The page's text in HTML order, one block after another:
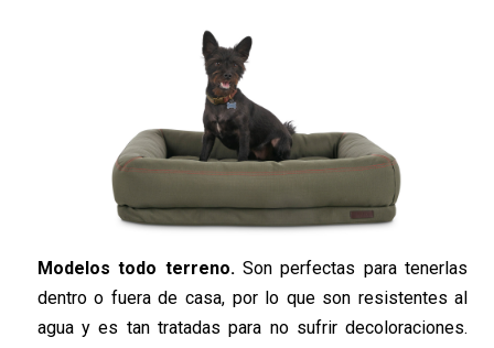
Modelos todo terreno.Son perfectas para tenerlas
dentro o fuera de casa, por lo que son resistentes al
agua y es tan tratadas para no sufrir decoloraciones.